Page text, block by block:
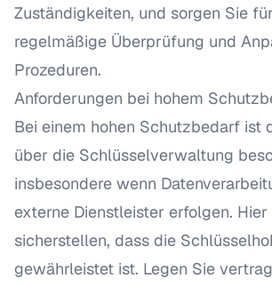
Zuständigkeiten, und sorgen Sie
regelmäßige Überprüfung und
Prozeduren.
Anforderungen bei hohem
Bei einem hohen Schutzbedarf ist
über die Schlüsselverwaltung
insbesondere wenn
externe Dienstleister erfolgen. Hier
sicherstellen, dass die
gewährleistet ist. Legen Sie